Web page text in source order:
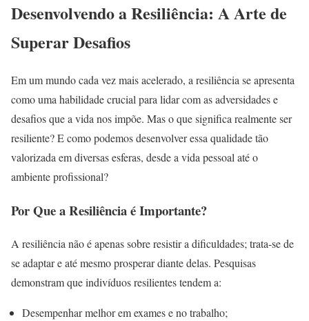
Desenvolvendo a Resiliência: A Arte de
Superar Desafios
Em um mundo cada vez mais acelerado, a resiliência se apresenta
como uma habilidade crucial para lidar com as adversidades e
desafios que a vida nos impõe. Mas o que significa realmente ser
resiliente? E como podemos desenvolver essa qualidade tão
valorizada em diversas esferas, desde a vida pessoal até o
ambiente profissional?
Por Que a Resiliência é Importante?
A resiliência não é apenas sobre resistir a dificuldades; trata-se de
se adaptar e até mesmo prosperar diante delas. Pesquisas
demonstram que indivíduos resilientes tendem a:
Desempenhar melhor em exames e no trabalho;